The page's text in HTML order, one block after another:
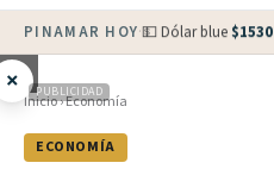
PINAMAR HOY·💵 Dólar blue $1530
× PUBLICIDAD
Inicio›Economía
ECONOMÍA